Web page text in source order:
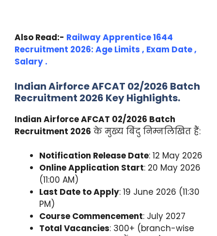
Also Read:- Railway Apprentice 1644
Recruitment 2026: Age Limits , Exam Date ,
Salary .
Indian Airforce AFCAT 02/2026 Batch
Recruitment 2026 Key Highlights.
Indian Airforce AFCAT 02/2026 Batch
Recruitment 2026 के मुख्य बिंदु निम्नलिखित हैं:
Notification Release Date: 12 May 2026
Online Application Start: 20 May 2026
(11:00 AM)
Last Date to Apply: 19 June 2026 (11:30
PM)
Course Commencement: July 2027
Total Vacancies: 300+ (branch-wise